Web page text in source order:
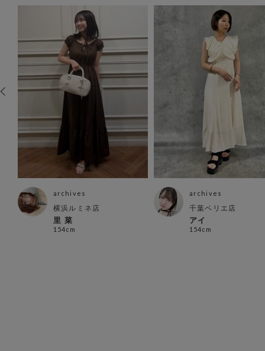
archives
横浜ルミネ店
里 菜
154cm
archives
千葉ペリエ店
アイ
154cm